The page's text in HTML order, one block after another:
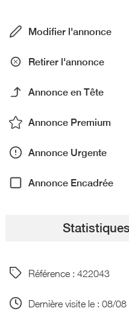
Modifier l'annonce
Retirer l'annonce
Annonce en Tête
Annonce Premium
Annonce Urgente
Annonce Encadrée
Référence : 422043
Dernière visite le : 08/